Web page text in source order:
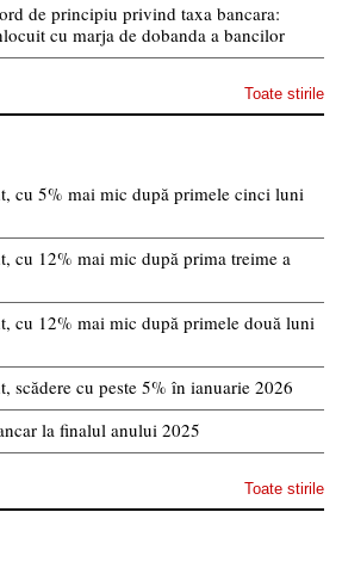
de principiu privind taxa bancara:
cu marja de dobanda a bancilor
Toate stirile
cu 5% mai mic după primele cinci luni
cu 12% mai mic după prima treime a
cu 12% mai mic după primele două luni
scădere cu peste 5% în ianuarie 2026
la finalul anului 2025
Toate stirile